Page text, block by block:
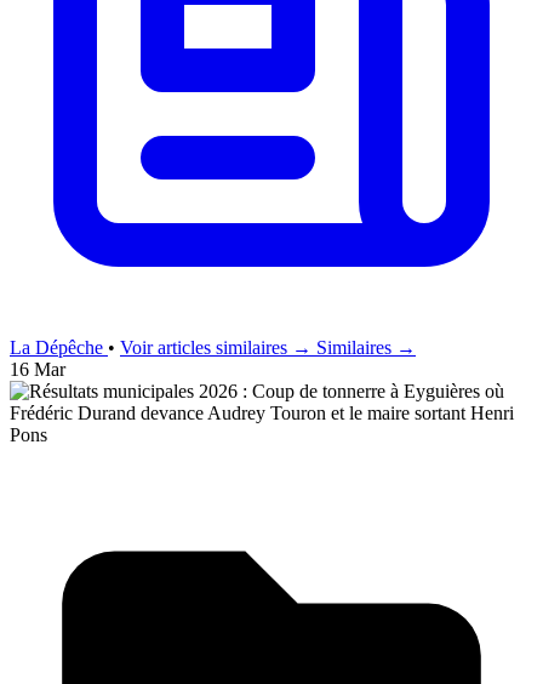
La Dépêche • Voir articles similaires → Similaires →
16 Mar